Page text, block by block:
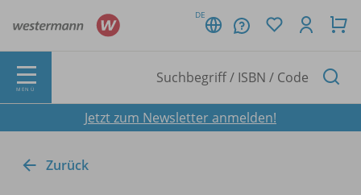
DE
MENÜ
Jetzt zum Newsletter anmelden!
Zurück